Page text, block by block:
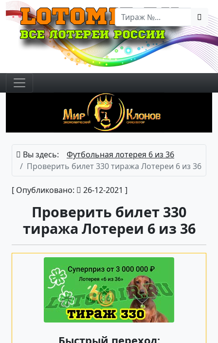
Вы здесь:
Футбольная лотерея 6 из 36
Проверить билет 330 тиража Лотереи 6 из 36
[ Опубликовано: 26-12-2021 ]
Проверить билет 330
тиража Лотереи 6 из 36